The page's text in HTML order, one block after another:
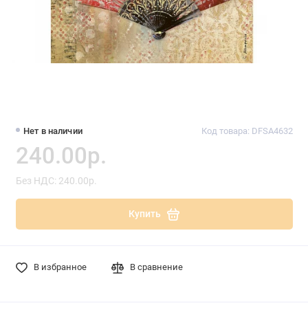
Нет в наличии Код товара: DFSA4632
240.00р.
Без НДС: 240.00р.
Купить
В избранное В сравнение